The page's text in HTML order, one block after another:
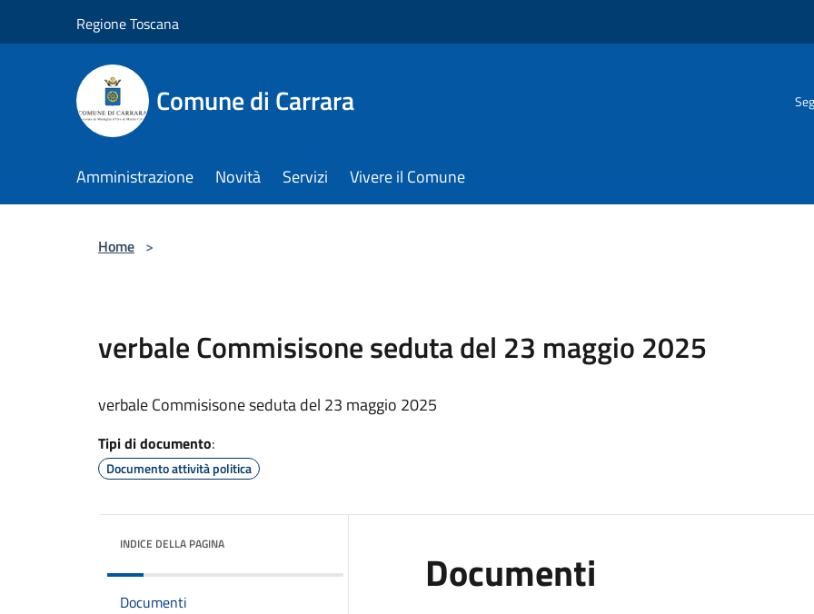
Regione Toscana
Comune di Carrara
Amministrazione Novità Servizi Vivere il Comune
Home >
verbale Commisisone seduta del 23 maggio 2025
verbale Commisisone seduta del 23 maggio 2025
Tipi di documento:
Documento attività politica
INDICE DELLA PAGINA
Documenti
Documenti